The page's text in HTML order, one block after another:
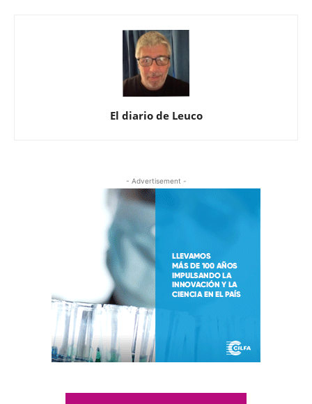
El diario de Leuco
- Advertisement -